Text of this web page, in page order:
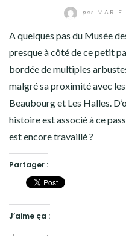
par MARIE
A quelques pas du Musée
presque à côté de ce petit
bordée de multiples
malgré sa proximité avec
Beaubourg et Les Halles.
histoire est associé à ce
est encore travaillé ?
Partager :
J’aime ça :